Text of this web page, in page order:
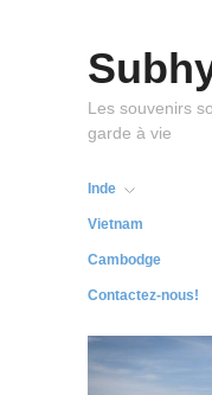
Les souvenirs
garde à vie
Inde
Vietnam
Cambodge
Contactez-nous!